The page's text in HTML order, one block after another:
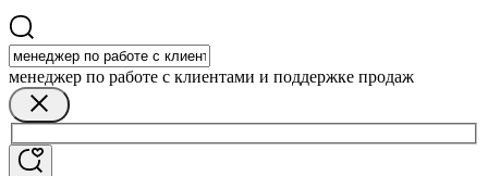
менеджер по работе с клиентами и поддержке продаж